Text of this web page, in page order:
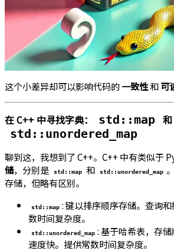
这个小差异却可以影响代码的一致性和可
在 C++ 中寻找字典： std::map 和
std::unordered_map
聊到这，我想到了 C++。C++ 中有类似于
储，分别是 std::map 和 std::unordered_map
存储，但略有区别。
std::map : 键以排序顺序存储。查询
数时间复杂度。
std::unordered_map : 基于哈希表，存
速度快。提供常数时间复杂度。